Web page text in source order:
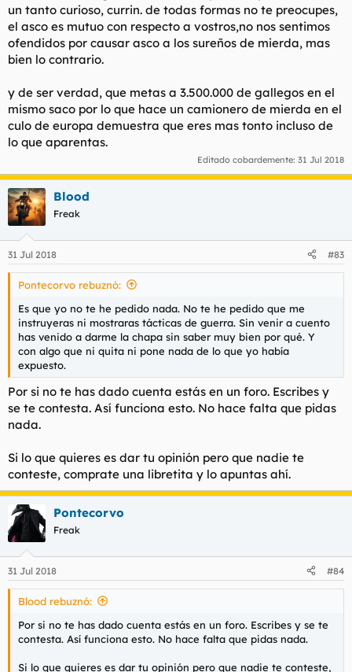
gente que abusa de la poblacion, que sus mandos toman
cartas en el asunto o la tomabamos nosotros. Vuelven a hablar
con ellos y se lía la cosa un poco. A los otros no les hace gracia
que les llamen la atencion, pero tampoco hacen nada con esos
Se nos da carta blanca para impartir justicia a los cuatro
elementos. Despues de cenar vamos a por el madrileño y el
valenciano que estaban en el mismo corimec. Los sacamos a
hostias y los inflamos a puñetazos y patadas. Nada de uno
el abuso, para que sufran la impotencia en su cuerpo. Allí los
dejamos llorando, tirados en el suelo doloridos, meados y
pidiendo perdon a la vez que juraban que no volverian a
hacerlo mas. Nos vamos rapidamente a por los otros dos.
Entramos al corimec y los sacamos tambien a base de palos
mientras preguntan que pollas pasa. Os vamos a enseñar a
abusar de los debiles, les dijimos. Los pateamos en el suelo sin
misericordia. Pero solo el madrileño pedía perdon. Lo dejamo
habia hecho mal. El cabron no veia nada reprochable en lo que
habia hecho, decia que eso era lo normal. Pues volvimos a
patearlo por miserable. Cuando vimos que era un despojo nos
fuimos adviertiendo a todos los de logistica que miraban que
eso era lo que había si a alguien mas se le ocurria abusar de su
posicion.
No habíamos llegado a nuestros corimec y ya estaba el lio
montado. Vinieron varios oficiales a por nosotros y tuvieron
manos. Todo amenezas de unos a otros. Se repetía lo mismo
todo el rato por parte de unos y otros, vamos a dar parte
mañana y os vais a enterar. Al dia siguiente otra vez lío a la
hora de formar. Los mandos asediando al coronel, este
cagandose en dios y dicendo que los iba a mandar a todos a
España...... Despues de romper filas llama a unos y a otros. 20
dias despues en el primer avion que salio para España iban
montados los cuatro elementos, un sargento y un capitan de
vuelta por espabilados
Desde entoces les tengo tanto asco a los gallegos. No tiene
principios, ni moral. No se distinguen de los negros que
saltaron la valla el otro dia. No se les puede considerar ni
personas
un tanto curioso, currin. de todas formas no te preocupes,
el asco es mutuo con respecto a vostros,no nos sentimos
ofendidos por causar asco a los sureños de mierda, mas
bien lo contrario.
y de ser verdad, que metas a 3.500.000 de gallegos en el
mismo saco por lo que hace un camionero de mierda en el
culo de europa demuestra que eres mas tonto incluso de
lo que aparentas.
Editado cobardemente: 31 Jul 2018
Blood
Freak
31 Jul 2018 #83
Pontecorvo rebuznó:
Es que yo no te he pedido nada. No te he pedido que me
instruyeras ni mostraras tácticas de guerra. Sin venir a cuento
has venido a darme la chapa sin saber muy bien por qué. Y
con algo que ni quita ni pone nada de lo que yo había
expuesto.
Por si no te has dado cuenta estás en un foro. Escribes y
se te contesta. Así funciona esto. No hace falta que pidas
nada.
Si lo que quieres es dar tu opinión pero que nadie te
conteste, comprate una libretita y lo apuntas ahí.
Pontecorvo
Freak
31 Jul 2018 #84
Blood rebuznó:
Por si no te has dado cuenta estás en un foro. Escribes y se te
contesta. Así funciona esto. No hace falta que pidas nada.
Si lo que quieres es dar tu opinión pero que nadie te conteste,